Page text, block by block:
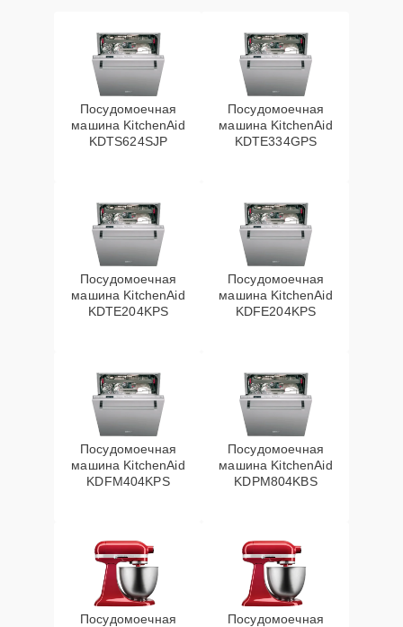
Посудомоечная
машина KitchenAid
KDTS624SJP
Посудомоечная
машина KitchenAid
KDTE334GPS
Посудомоечная
машина KitchenAid
KDTE204KPS
Посудомоечная
машина KitchenAid
KDFE204KPS
Посудомоечная
машина KitchenAid
KDFM404KPS
Посудомоечная
машина KitchenAid
KDPM804KBS
Посудомоечная
Посудомоечная